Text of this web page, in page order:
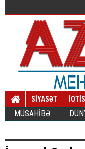
SİYASƏT
MÜSAHİBƏ